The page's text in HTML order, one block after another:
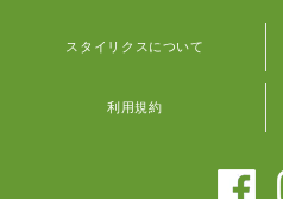
スタイリクスについて
利用規約